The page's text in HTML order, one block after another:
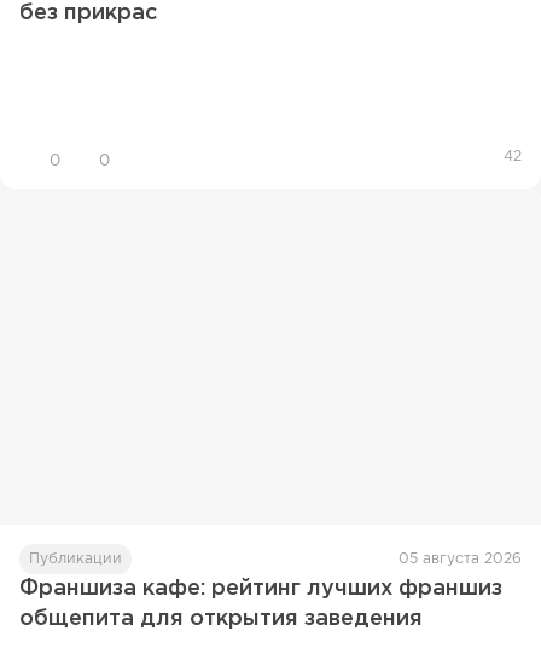
без прикрас
0 0 42
Публикации 05 августа 2026
Франшиза кафе: рейтинг лучших франшиз
общепита для открытия заведения